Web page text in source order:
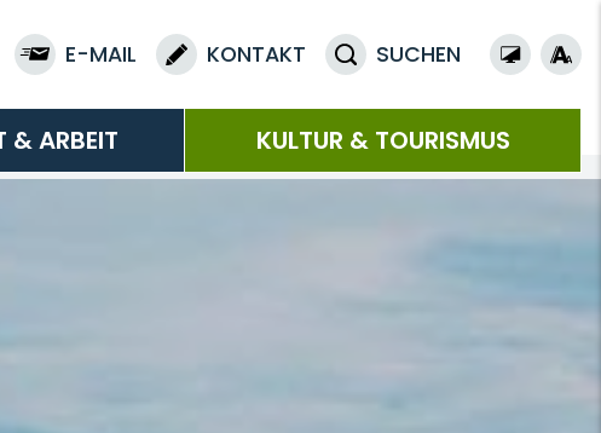
E-MAIL KONTAKT SUCHEN
& ARBEIT KULTUR & TOURISMUS